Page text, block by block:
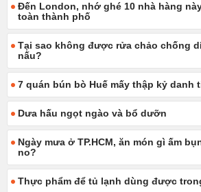
Đến London, nhớ ghé 10 nhà hàng
toàn thành phố
Tại sao không được rửa chảo chống
nấu?
7 quán bún bò Huế mấy thập kỷ danh
Dưa hấu ngọt ngào và bổ dưỡn
Ngày mưa ở TP.HCM, ăn món gì ấm
no?
Thực phẩm để tủ lạnh dùng được